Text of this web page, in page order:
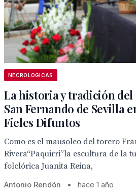
NECROLOGICAS
La historia y tradición
San Fernando de Sevilla
Fieles Difuntos
Como es el mausoleo del torero
Rivera“Paquirri”la escultura de la
folclórica Juanita Reina,
Antonio Rendón • hace 1 año